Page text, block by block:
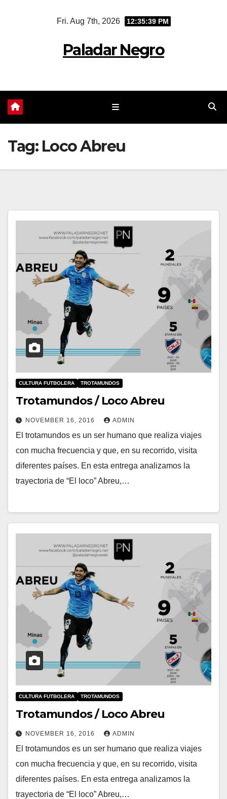
Fri. Aug 7th, 2026 12:35:40 PM
Paladar Negro
Tag: Loco Abreu
CULTURA FUTBOLERA TROTAMUNDOS
Trotamundos / Loco Abreu
NOVEMBER 16, 2016 ADMIN
El trotamundos es un ser humano que realiza viajes
con mucha frecuencia y que, en su recorrido, visita
diferentes países. En esta entrega analizamos la
trayectoria de “El loco” Abreu,…
CULTURA FUTBOLERA TROTAMUNDOS
Trotamundos / Loco Abreu
NOVEMBER 16, 2016 ADMIN
El trotamundos es un ser humano que realiza viajes
con mucha frecuencia y que, en su recorrido, visita
diferentes países. En esta entrega analizamos la
trayectoria de “El loco” Abreu,…